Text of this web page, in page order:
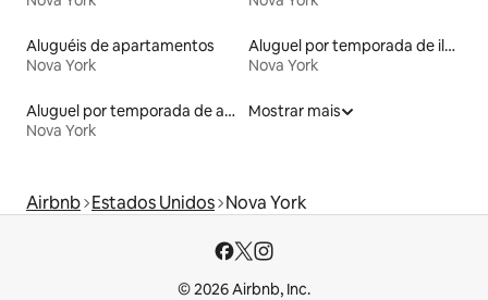
Aluguéis de apartamentos
Nova York
Aluguel por temporada de ilhas
Nova York
Aluguel por temporada de apart-hotéis
Nova York
Mostrar mais
Airbnb Estados Unidos Nova York
© 2026 Airbnb, Inc.